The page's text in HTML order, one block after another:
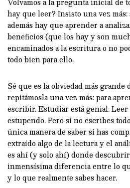
hay que leer? Insisto una vez
además hay que aprender a
beneficios (que los hay y son
encaminados a la escritura o no
todo bien para ello.
Sé que es la obviedad más grande
repitámosla una vez más: para
escribir. Estudiar está genial.
estupendo. Pero si no escribes
única manera de saber si has
extraído algo de la lectura y el
es ahí (y solo ahí) donde
inmensísima diferencia entre lo
y lo que realmente sabes hacer.